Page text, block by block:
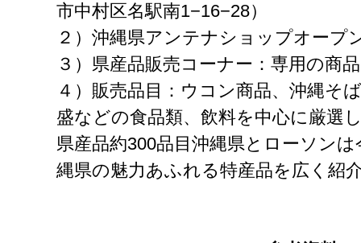
市中村区名駅南1−16−28）
２）沖縄県アンテナショップオープ
３）県産品販売コーナー：専用の商
４）販売品目：ウコン商品、沖縄そ
盛などの食品類、飲料を中心に厳選
県産品約300品目沖縄県とローソン
縄県の魅力あふれる特産品を広く紹